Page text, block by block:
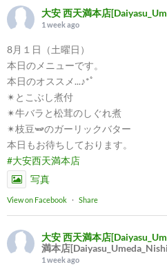
大安 西天満本店
1 week ago
8月１日（土曜日）
本日のメニューです。
本日のオススメ...♪*ﾟ
✴︎とこぶし煮付
✴︎牛バラと松茸のしぐれ煮
✴︎枝豆🫛のガーリックバター
本日もお待ちしております。
#大安西天満本店
写真
View on Facebook · Share
大安 西天満本店
満本店
1 week ago